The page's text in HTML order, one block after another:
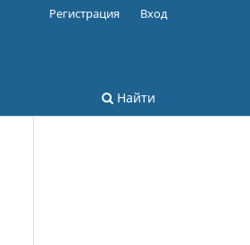
Найти
Регистрация Вход